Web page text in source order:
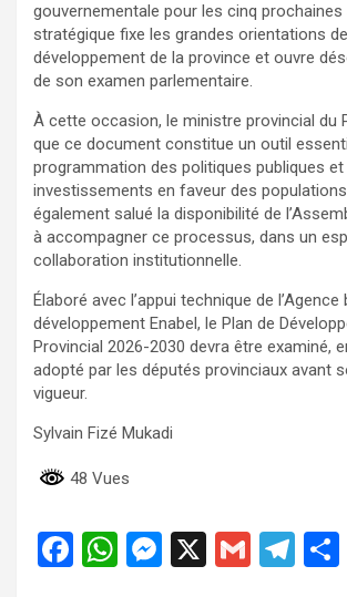
gouvernementale pour les cinq prochaines
stratégique fixe les grandes orientations de
développement de la province et ouvre
de son examen parlementaire.
À cette occasion, le ministre provincial du
que ce document constitue un outil
programmation des politiques publiques et
investissements en faveur des
également salué la disponibilité de
à accompagner ce processus, dans un
collaboration institutionnelle.
Élaboré avec l’appui technique de l’Agence
développement Enabel, le Plan de
Provincial 2026-2030 devra être examiné,
adopté par les députés provinciaux avant
vigueur.
Sylvain Fizé Mukadi
48 Vues
F
W M X
G
T